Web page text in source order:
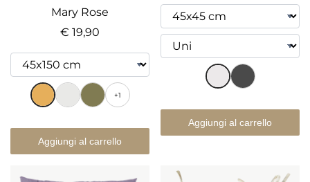
Mary Rose
€ 19,90
+1
Aggiungi al carrello
Aggiungi al carrello